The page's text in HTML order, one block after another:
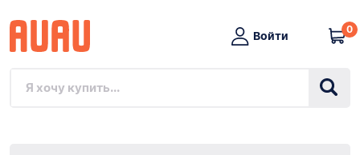
Войти
0